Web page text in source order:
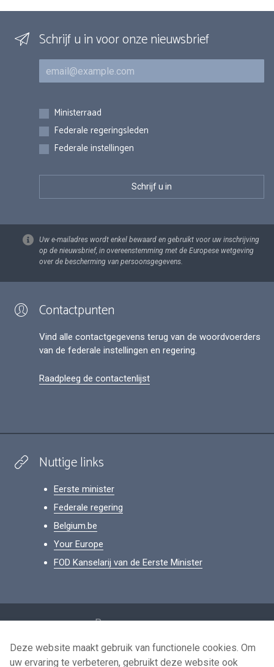
Schrijf u in voor onze nieuwsbrief
E-mail
Inschrijvingen
Ministerraad
Federale regeringsleden
Federale instellingen
Uw e-mailadres wordt enkel bewaard en gebruikt voor uw inschrijving
op de nieuwsbrief, in overeenstemming met de Europese wetgeving
over de bescherming van persoonsgegevens.
Contactpunten
Vind alle contactgegevens terug van de woordvoerders
van de federale instellingen en regering.
Raadpleeg de contactenlijst
Nuttige links
Eerste minister
Federale regering
Belgium.be
Your Europe
FOD Kanselarij van de Eerste Minister
Persoonsgegevens
Voorwaarden voor het hergebruik
Deze website maakt gebruik van functionele cookies. Om
uw ervaring te verbeteren, gebruikt deze website ook